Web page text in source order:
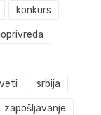
konkurs
srbija
zapošljavanje